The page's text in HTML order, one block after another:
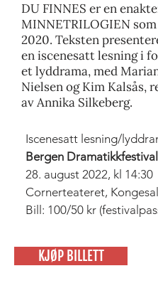
DU FINNES er en
MINNETRILOGIEN
2020. Teksten
en iscenesatt lesning i
et lyddrama, med
Nielsen og Kim Kalsås,
av Annika Silkeberg.
Iscenesatt lesning/
Bergen Dramatikkfestival
28. august 2022, kl 14:30
Cornerteateret,
Bill: 100/50 kr
KJØP BILLETT